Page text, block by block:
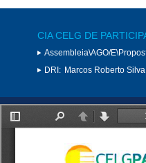
CIA CELG DE
Assembleia\AGO/
DRI: Marcos Roberto